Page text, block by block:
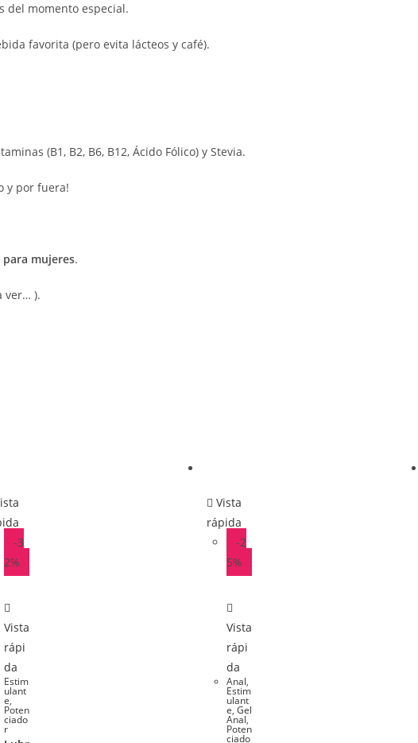
del momento especial.
favorita (pero evita lácteos y café).
(B1, B2, B6, B12, Ácido Fólico) y Stevia.
y por fuera!
mujeres.
ver… ).
-3
2%
Vista
rápi
da
Estim
ulant
e,
Poten
ciado
r
Vista
rápida
-2
5%
Vista
rápi
da
Anal,
Estim
ulant
e,Gel
Anal,
Poten
ciado